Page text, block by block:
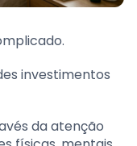
investimentos
da atenção